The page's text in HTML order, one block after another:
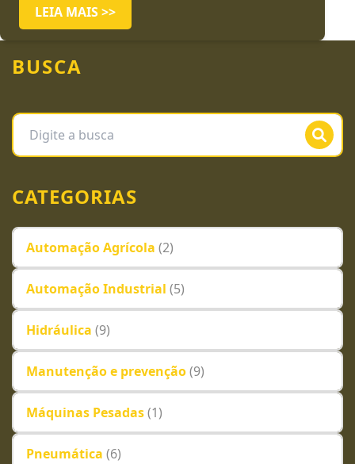
LEIA MAIS >>
BUSCA
CATEGORIAS
Automação Agrícola (2)
Automação Industrial (5)
Hidráulica (9)
Manutenção e prevenção(9)
Máquinas Pesadas(1)
Pneumática (6)